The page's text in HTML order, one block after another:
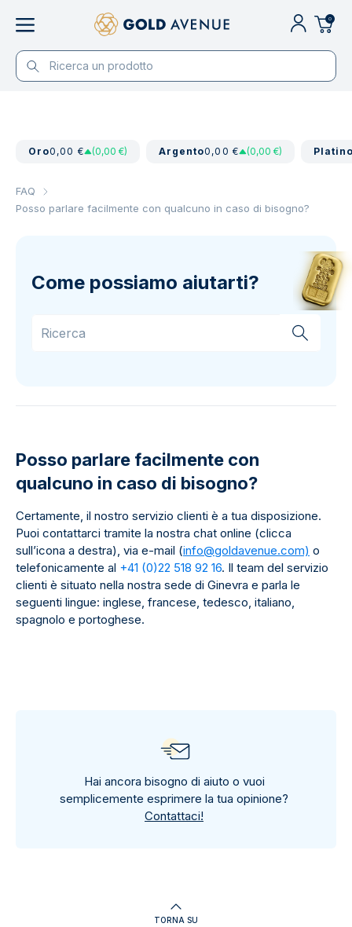
0
Oro0,00 € (0,00 €) Argento0,00 € (0,00 €)
FAQ
Posso parlare facilmente con qualcuno in caso di bisogno?
Come possiamo aiutarti?
Posso parlare facilmente con
qualcuno in caso di bisogno?
Certamente, il nostro servizio clienti è a tua disposizione.
Puoi contattarci tramite la nostra chat online (clicca
sull’icona a destra), via e-mail (info@goldavenue.com) o
telefonicamente al +41 (0)22 518 92 16. Il team del servizio
clienti è situato nella nostra sede di Ginevra e parla le
seguenti lingue: inglese, francese, tedesco, italiano,
spagnolo e portoghese.
Hai ancora bisogno di aiuto o vuoi
semplicemente esprimere la tua opinione?
Contattaci!
TORNA SU